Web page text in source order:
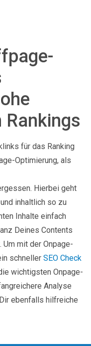
Rankings
für das Ranking
Optimierung, als
Hierbei geht
inhaltlich so zu
Inhalte einfach
Deines Contents
mit der Onpage-
schneller SEO Check
wichtigsten Onpage-
Analyse
ebenfalls hilfreiche